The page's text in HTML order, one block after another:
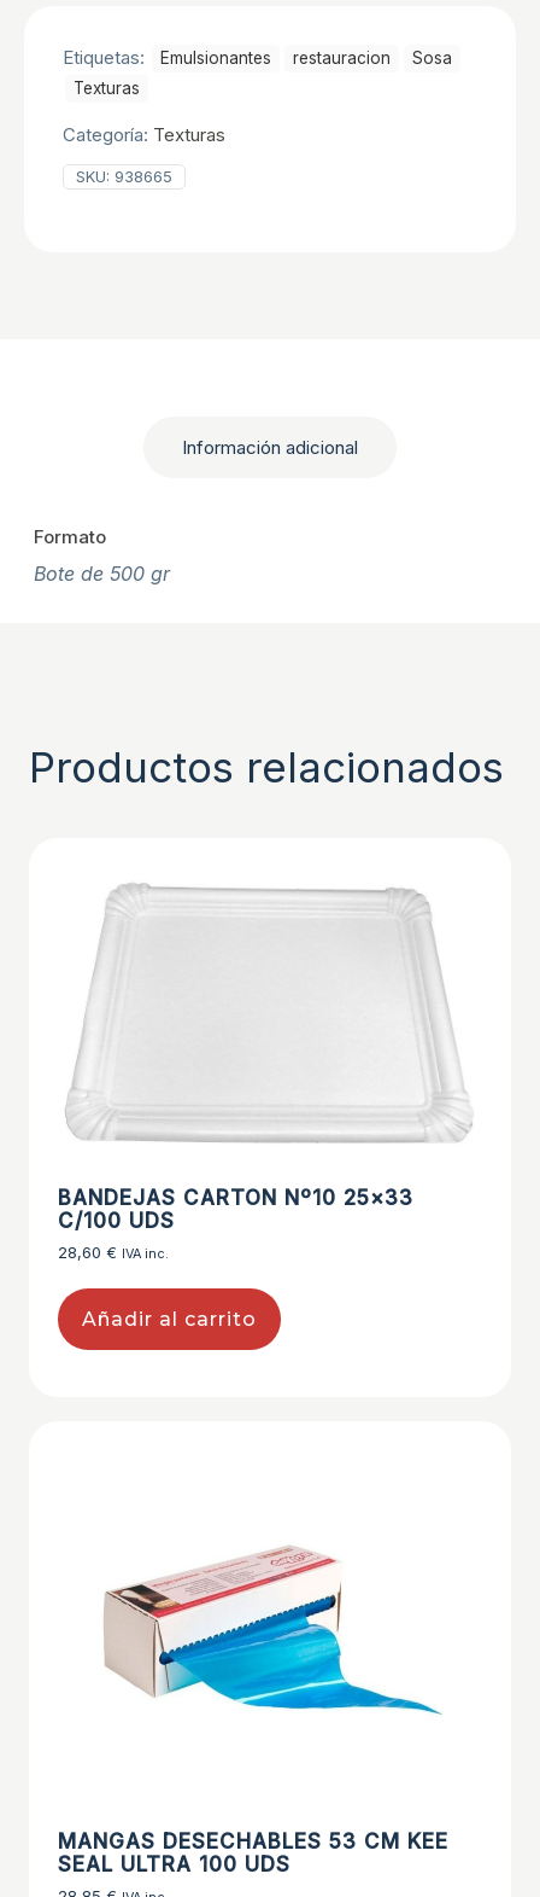
Etiquetas: Emulsionantes restauracion
Sosa
Texturas
Categoría: Texturas
SKU: 938665
Información adicional
Formato
Bote de 500 gr
Productos relacionados
BANDEJAS CARTON Nº10 25×33
C/100 UDS
28,60 € IVA inc.
Añadir al carrito
MANGAS DESECHABLES 53 CM KEE
SEAL ULTRA 100 UDS